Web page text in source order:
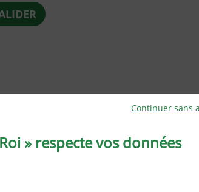
Continuer sans
» respecte vos données